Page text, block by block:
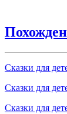
Сказки для
Сказки для
Сказки для